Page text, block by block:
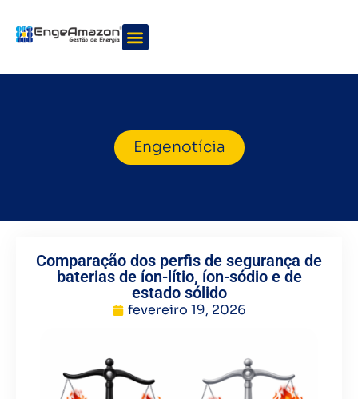
Engenotícia
Comparação dos perfis de segurança de
baterias de íon-lítio, íon-sódio e de
estado sólido
fevereiro 19, 2026